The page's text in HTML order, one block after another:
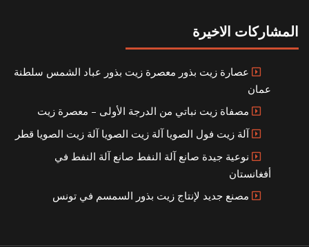
المشاركات الاخيرة
عصارة زيت بذور معصرة زيت بذور عباد الشمس سلطنة
عمان
مصفاة زيت نباتي من الدرجة الأولى – معصرة زيت
آلة زيت فول الصويا آلة زيت الصويا آلة زيت الصويا قطر
نوعية جيدة صانع آلة النفط صانع آلة النفط في
أفغانستان
مصنع جديد لإنتاج زيت بذور السمسم في تونس